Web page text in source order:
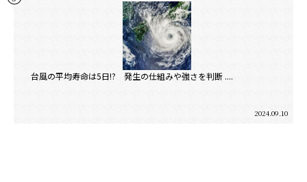
台風の平均寿命は5日!? 発生の仕組みや強さを判断 ....
2024.09.10